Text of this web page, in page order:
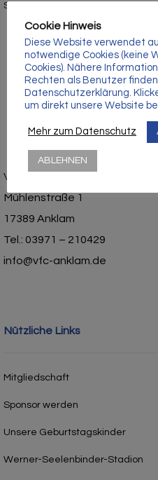
Stadion- und Hausordnung
Vorpommerscher Fußballclub
Mühlenstraße 1
17389 Anklam
Tel.: 03971 – 210429
info@vfc-anklam.de
Nützliche Links
Mitgliedschaft
Sponsor werden
Unsere Geburtstagskinder
Werner-Seelenbinder-Stadion
Cookie Hinweis
Diese Website verwendet
notwendige Cookies (keine
Cookies). Nähere
Rechten als Benutzer
Datenschutzerklärung.
um direkt unsere Website
Mehr zum Datenschutz
ABLEHNEN